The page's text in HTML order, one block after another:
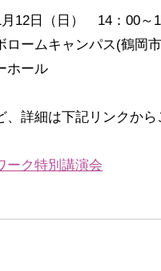
日（日） 14：00～15
キャンパス(鶴岡市
ル
詳細は下記リンクから
ーク特別講演会